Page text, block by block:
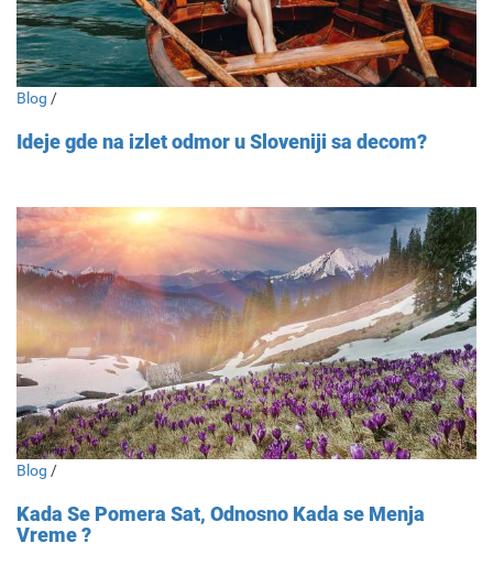
Blog /
Ideje gde na izlet odmor u Sloveniji sa decom?
Blog /
Kada Se Pomera Sat, Odnosno Kada se Menja
Vreme ?